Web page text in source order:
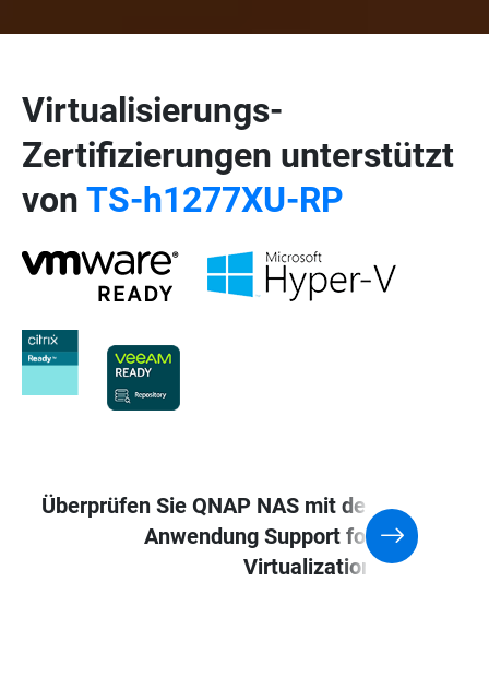
Virtualisierungs-
Zertifizierungen unterstützt
von TS-h1277XU-RP
Überprüfen Sie QNAP NAS mit der
Anwendung Support for
Virtualization